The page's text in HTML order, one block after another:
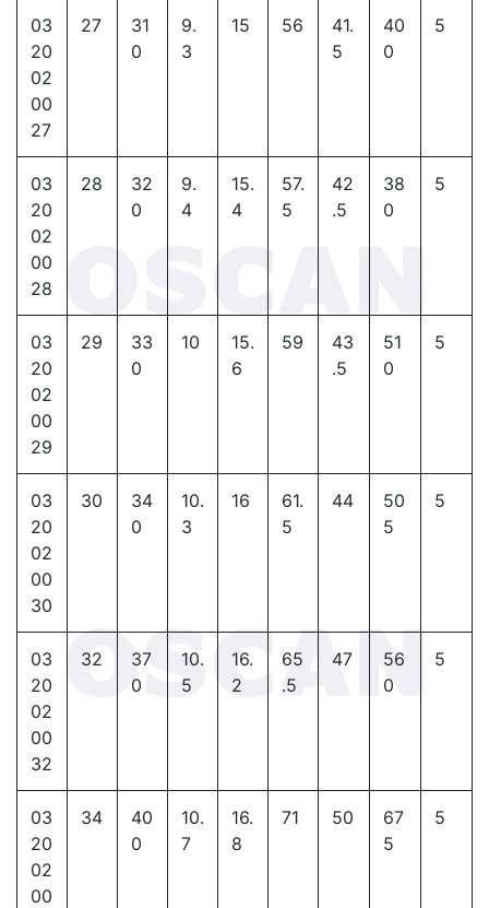
03
20
02
00
27
27
31
0
9.
3
15 56
41.
5
40
0
5
03
20
02
00
28
28
32
0
9.
4
15.
4
57.
5
42
.5
38
0
5
03
20
02
00
29
29
33
0
10
15.
6
59
43
.5
51
0
5
03
20
02
00
30
30
34
0
10.
3
16
61.
5
44
50
5
5
03
20
02
00
32
32
37
0
10.
5
16.
2
65
.5
47
56
0
5
03
20
02
00
34
40
0
10.
7
16.
8
71 50
67
5
5